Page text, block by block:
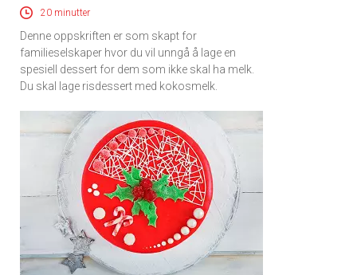
20 minutter
Denne oppskriften er som skapt for
familieselskaper hvor du vil unngå å lage en
spesiell dessert for dem som ikke skal ha melk.
Du skal lage risdessert med kokosmelk.